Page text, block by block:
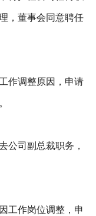
，董事会同意聘任
作调整原因，申请
公司副总裁职务，
工作岗位调整，申